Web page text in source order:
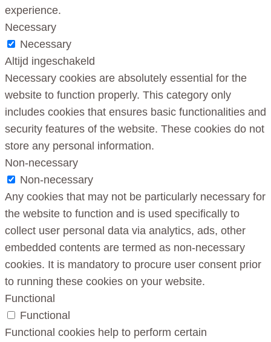
experience.
Necessary
Necessary
Altijd ingeschakeld
Necessary cookies are absolutely essential for the
website to function properly. This category only
includes cookies that ensures basic functionalities and
security features of the website. These cookies do not
store any personal information.
Non-necessary
Non-necessary
Any cookies that may not be particularly necessary for
the website to function and is used specifically to
collect user personal data via analytics, ads, other
embedded contents are termed as non-necessary
cookies. It is mandatory to procure user consent prior
to running these cookies on your website.
Functional
Functional
Functional cookies help to perform certain